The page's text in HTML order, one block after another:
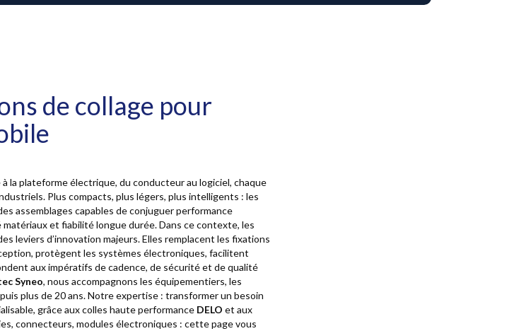
de collage pour
la plateforme électrique, du conducteur au logiciel, chaque
Plus compacts, plus légers, plus intelligents : les
assemblages capables de conjuguer performance
et fiabilité longue durée. Dans ce contexte, les
leviers d’innovation majeurs. Elles remplacent les fixations
protègent les systèmes électroniques, facilitent
aux impératifs de cadence, de sécurité et de qualité
Syneo, nous accompagnons les équipementiers, les
plus de 20 ans. Notre expertise : transformer un besoin
grâce aux colles haute performance DELO et aux
connecteurs, modules électroniques : cette page vous